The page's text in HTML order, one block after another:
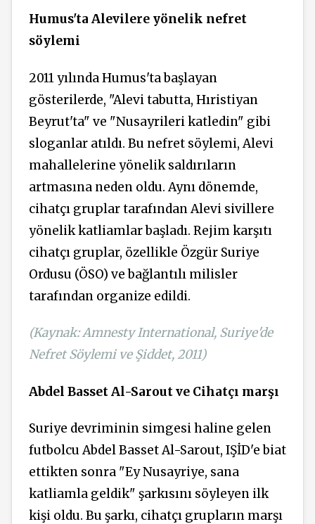
Humus'ta Alevilere yönelik nefret
söylemi
2011 yılında Humus'ta başlayan
gösterilerde, "Alevi tabutta, Hıristiyan
Beyrut'ta" ve "Nusayrileri katledin" gibi
sloganlar atıldı. Bu nefret söylemi, Alevi
mahallelerine yönelik saldırıların
artmasına neden oldu. Aynı dönemde,
cihatçı gruplar tarafından Alevi sivillere
yönelik katliamlar başladı. Rejim karşıtı
cihatçı gruplar, özellikle Özgür Suriye
Ordusu (ÖSO) ve bağlantılı milisler
tarafından organize edildi.
(Kaynak: Amnesty International, Suriye'de
Nefret Söylemi ve Şiddet, 2011)
Abdel Basset Al-Sarout ve Cihatçı marşı
Suriye devriminin simgesi haline gelen
futbolcu Abdel Basset Al-Sarout, IŞİD'e biat
ettikten sonra "Ey Nusayriye, sana
katliamla geldik" şarkısını söyleyen ilk
kişi oldu. Bu şarkı, cihatçı grupların marşı